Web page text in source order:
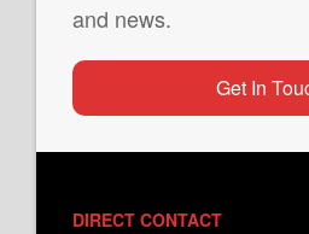
and news.
Get In
DIRECT CONTACT